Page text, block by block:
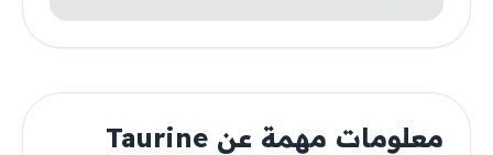
معلومات مهمة عن Taurine